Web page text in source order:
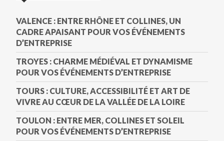
VALENCE : ENTRE RHÔNE ET COLLINES, UN
CADRE APAISANT POUR VOS ÉVÉNEMENTS
D’ENTREPRISE
TROYES : CHARME MÉDIÉVAL ET DYNAMISME
POUR VOS ÉVÉNEMENTS D’ENTREPRISE
TOURS : CULTURE, ACCESSIBILITÉ ET ART DE
VIVRE AU CŒUR DE LA VALLÉE DE LA LOIRE
TOULON : ENTRE MER, COLLINES ET SOLEIL
POUR VOS ÉVÉNEMENTS D’ENTREPRISE